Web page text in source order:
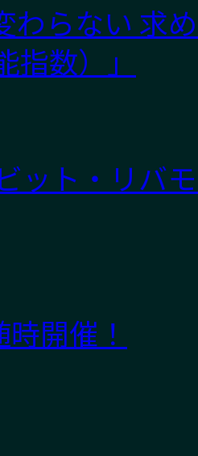
わらない 求
数）」
ット・リバ
開催！